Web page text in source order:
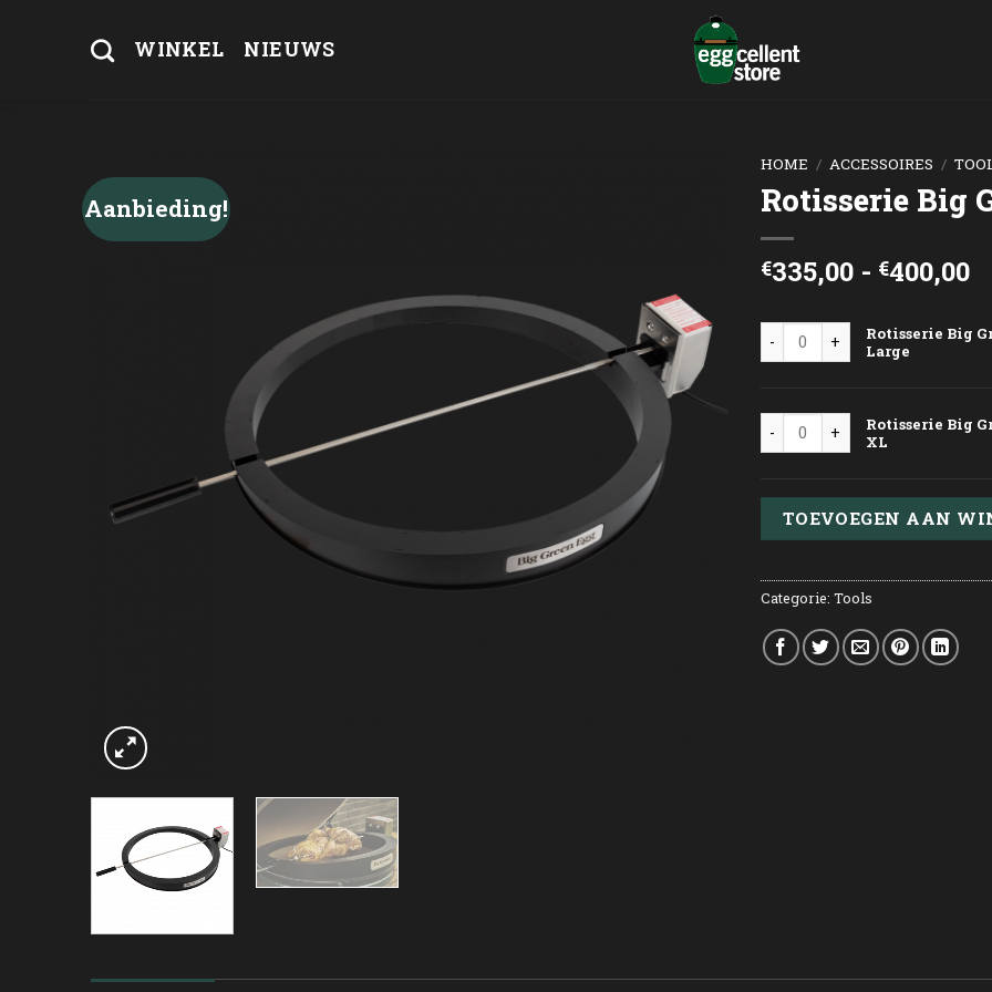
WINKEL NIEUWS
Aanbieding!
HOME / ACCESSOIRES /
Rotisserie Big
€335,00 - €400,00
Rotisserie Big Green Egg
Rotisserie Big
Large
Rotisserie Big Green Egg XL
Rotisserie Big
XL
TOEVOEGEN AAN
Categorie: Tools